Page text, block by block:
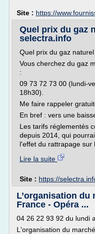
Site : https://
Quel prix du gaz
selectra.info
Quel prix du gaz
Vous cherchez du gaz
:
09 73 72 73 00 (lundi-
18h30).
Me faire rappeler
En bref : vers une
Les tarifs réglementés
depuis 2014, qui
l'effet du rattrapage sur
Lire la suite
Site : https://
L’organisation du
France - Opéra ...
04 26 22 93 92 du lundi
L'organisation du